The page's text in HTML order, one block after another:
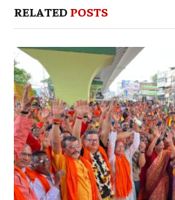
RELATED POSTS